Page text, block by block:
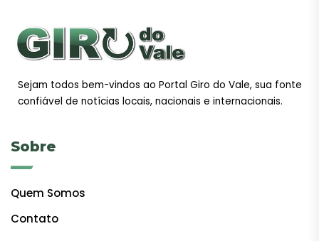
Sejam todos bem-vindos ao Portal Giro do Vale, sua fonte
confiável de notícias locais, nacionais e internacionais.
Sobre
Quem Somos
Contato